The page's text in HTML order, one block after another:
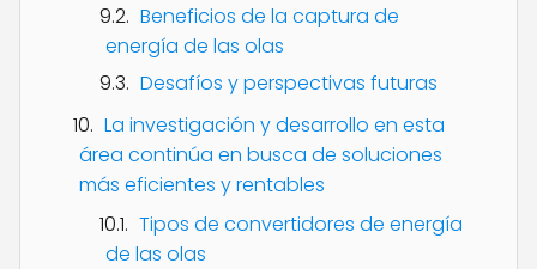
Beneficios de la captura de
energía de las olas
Desafíos y perspectivas futuras
La investigación y desarrollo en esta
área continúa en busca de soluciones
más eficientes y rentables
Tipos de convertidores de energía
de las olas